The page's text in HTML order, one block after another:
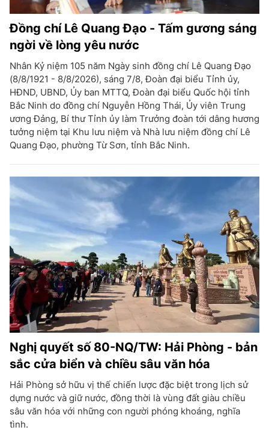
Đồng chí Lê Quang Đạo - Tấm gương sáng
ngời về lòng yêu nước
Nhân Kỷ niệm 105 năm Ngày sinh đồng chí Lê Quang Đạo
(8/8/1921 - 8/8/2026), sáng 7/8, Đoàn đại biểu Tỉnh ủy,
HĐND, UBND, Ủy ban MTTQ, Đoàn đại biểu Quốc hội tỉnh
Bắc Ninh do đồng chí Nguyễn Hồng Thái, Ủy viên Trung
ương Đảng, Bí thư Tỉnh ủy làm Trưởng đoàn tới dâng hương
tưởng niệm tại Khu lưu niệm và Nhà lưu niệm đồng chí Lê
Quang Đạo, phường Từ Sơn, tỉnh Bắc Ninh.
Nghị quyết số 80-NQ/TW: Hải Phòng - bản
sắc cửa biển và chiều sâu văn hóa
Hải Phòng sở hữu vị thế chiến lược đặc biệt trong lịch sử
dựng nước và giữ nước, đồng thời là vùng đất giàu chiều
sâu văn hóa với những con người phóng khoáng, nghĩa
tình.